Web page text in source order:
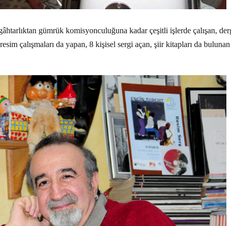
gümrük komisyonculuğuna kadar çeşitli işlerde çalışan,
çalışmaları da yapan, 8 kişisel sergi açan, şiir kitapları da bulunan